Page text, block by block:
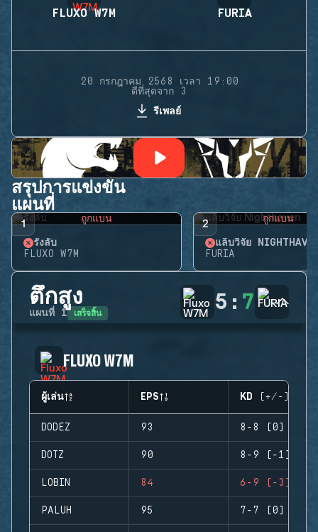
FLUXO W7M FURIA
20 กรกฎาคม 2568 เวลา 19:00
ดีที่สุดจาก 3
รีเพลย์
สรุปการแข่งขัน
แผนที่
1 ถูกแบน
รังลับ
FLUXO W7M
2 ถูกแบน
แล็บวิจัย
FURIA
ตึกสูง
แผนที่ 1 เสร็จสิ้น 5 : 7
FLUXO W7M
ผู้เล่น EPS KD (+/-)
DODEZ 93 8-8 (0)
DOTZ 90 8-9 (-1)
LOBIN 84 6-9 (-3)
PALUH 95 7-7 (0)